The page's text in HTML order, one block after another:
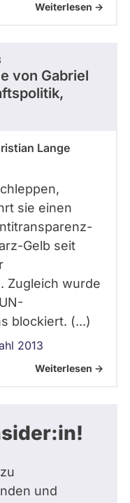
Weiterlesen ->
von Gabriel
Lange
sie einen
Gelb seit
Zugleich wurde
blockiert. (...)
2013
Weiterlesen ->
und